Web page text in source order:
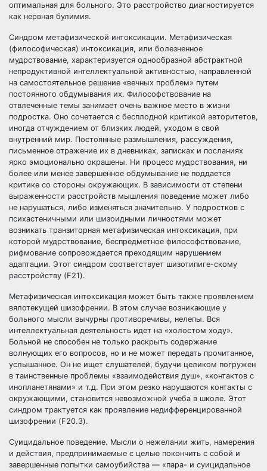
оптимальная для больного. Это расстройство диагностируется
как нервная булимия.
Синдром метафизической интоксикации. Метафизическая
(философическая) интоксикация, или болезненное
мудрствование, характеризуется однообразной абстрактной
непродуктивной интеллектуальной активностью, направленной
на самостоятельное решение «вечных проблем» путем
постоянного обдумывания их. Философствование на
отвлеченные темы занимает очень важное место в жизни
подростка. Оно сочетается с бесплодной критикой авторитетов,
иногда отчуждением от близких людей, уходом в свой
внутренний мир. Постоянные размышления, рассуждения,
письменное отражение их в дневниках, записках и посланиях
ярко эмоционально окрашены. Ни процесс мудрствования, ни
более или менее завершенное обдумывание не поддается
критике со стороны окружающих. В зависимости от степени
выраженности расстройств мышления поведение может либо
не нарушаться, либо изменяться значительно. У подростков с
психастеничными или шизоидными личностями может
возникать транзиторная метафизическая интоксикация, при
которой мудрствование, беспредметное философствование,
рифмование сопровождается преходящим нарушением
адаптации. Этот синдром соответствует шизотипиге-скому
расстройству (F21).
Метафизическая интоксикация может быть также проявлением
вялотекущей шизофрении. В этом случае возникающие у
больного мысли вычурны противоречивы, нелепы. Вся
интеллектуальная деятельность идет на «холостом ходу».
Больной не способен не только раскрыть содержание
волнующих его вопросов, но и не может передать прочитанное,
услышанное. Он не ищет слушателей, будучи целиком погружен
в таинственные проблемы «взаимодействия душ», «контактов с
инопланетянами» и т.д. При этом резко нарушаются контакты с
окружающими, становится невозможной учеба в школе. Этот
синдром трактуется как проявление недифференцированной
шизофрении (F20.3).
Суицидальное поведение. Мысли о нежелании жить, намерения
и действия, предпринимаемые с целью покончить с собой и
завершенные попытки самоубийства — «пара- и суицидальное